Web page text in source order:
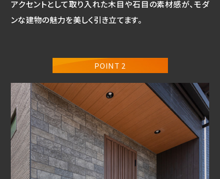
アクセントとして取り入れた木目や石目の素材感が、モダ
ンな建物の魅力を美しく引き立てます。
POINT 2